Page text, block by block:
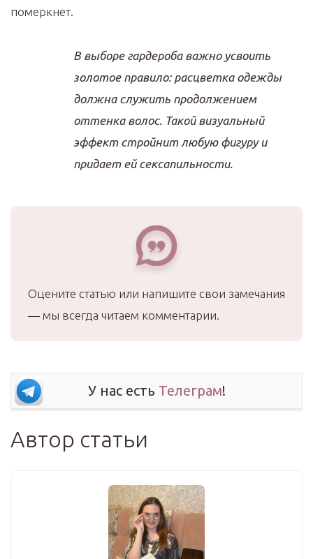
померкнет.
В выборе гардероба важно усвоить
золотое правило: расцветка одежды
должна служить продолжением
оттенка волос. Такой визуальный
эффект стройнит любую фигуру и
придает ей сексапильности.
Оцените статью или напишите свои замечания
— мы всегда читаем комментарии.
У нас есть Телеграм!
Автор статьи